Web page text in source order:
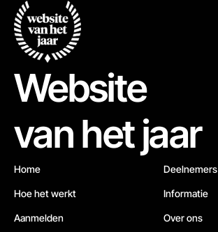
Website
van het jaar
Home
Hoe het werkt
Aanmelden
Deelnemers
Informatie
Over ons